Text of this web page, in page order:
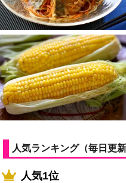
人気ランキング（毎日更新
人気1位